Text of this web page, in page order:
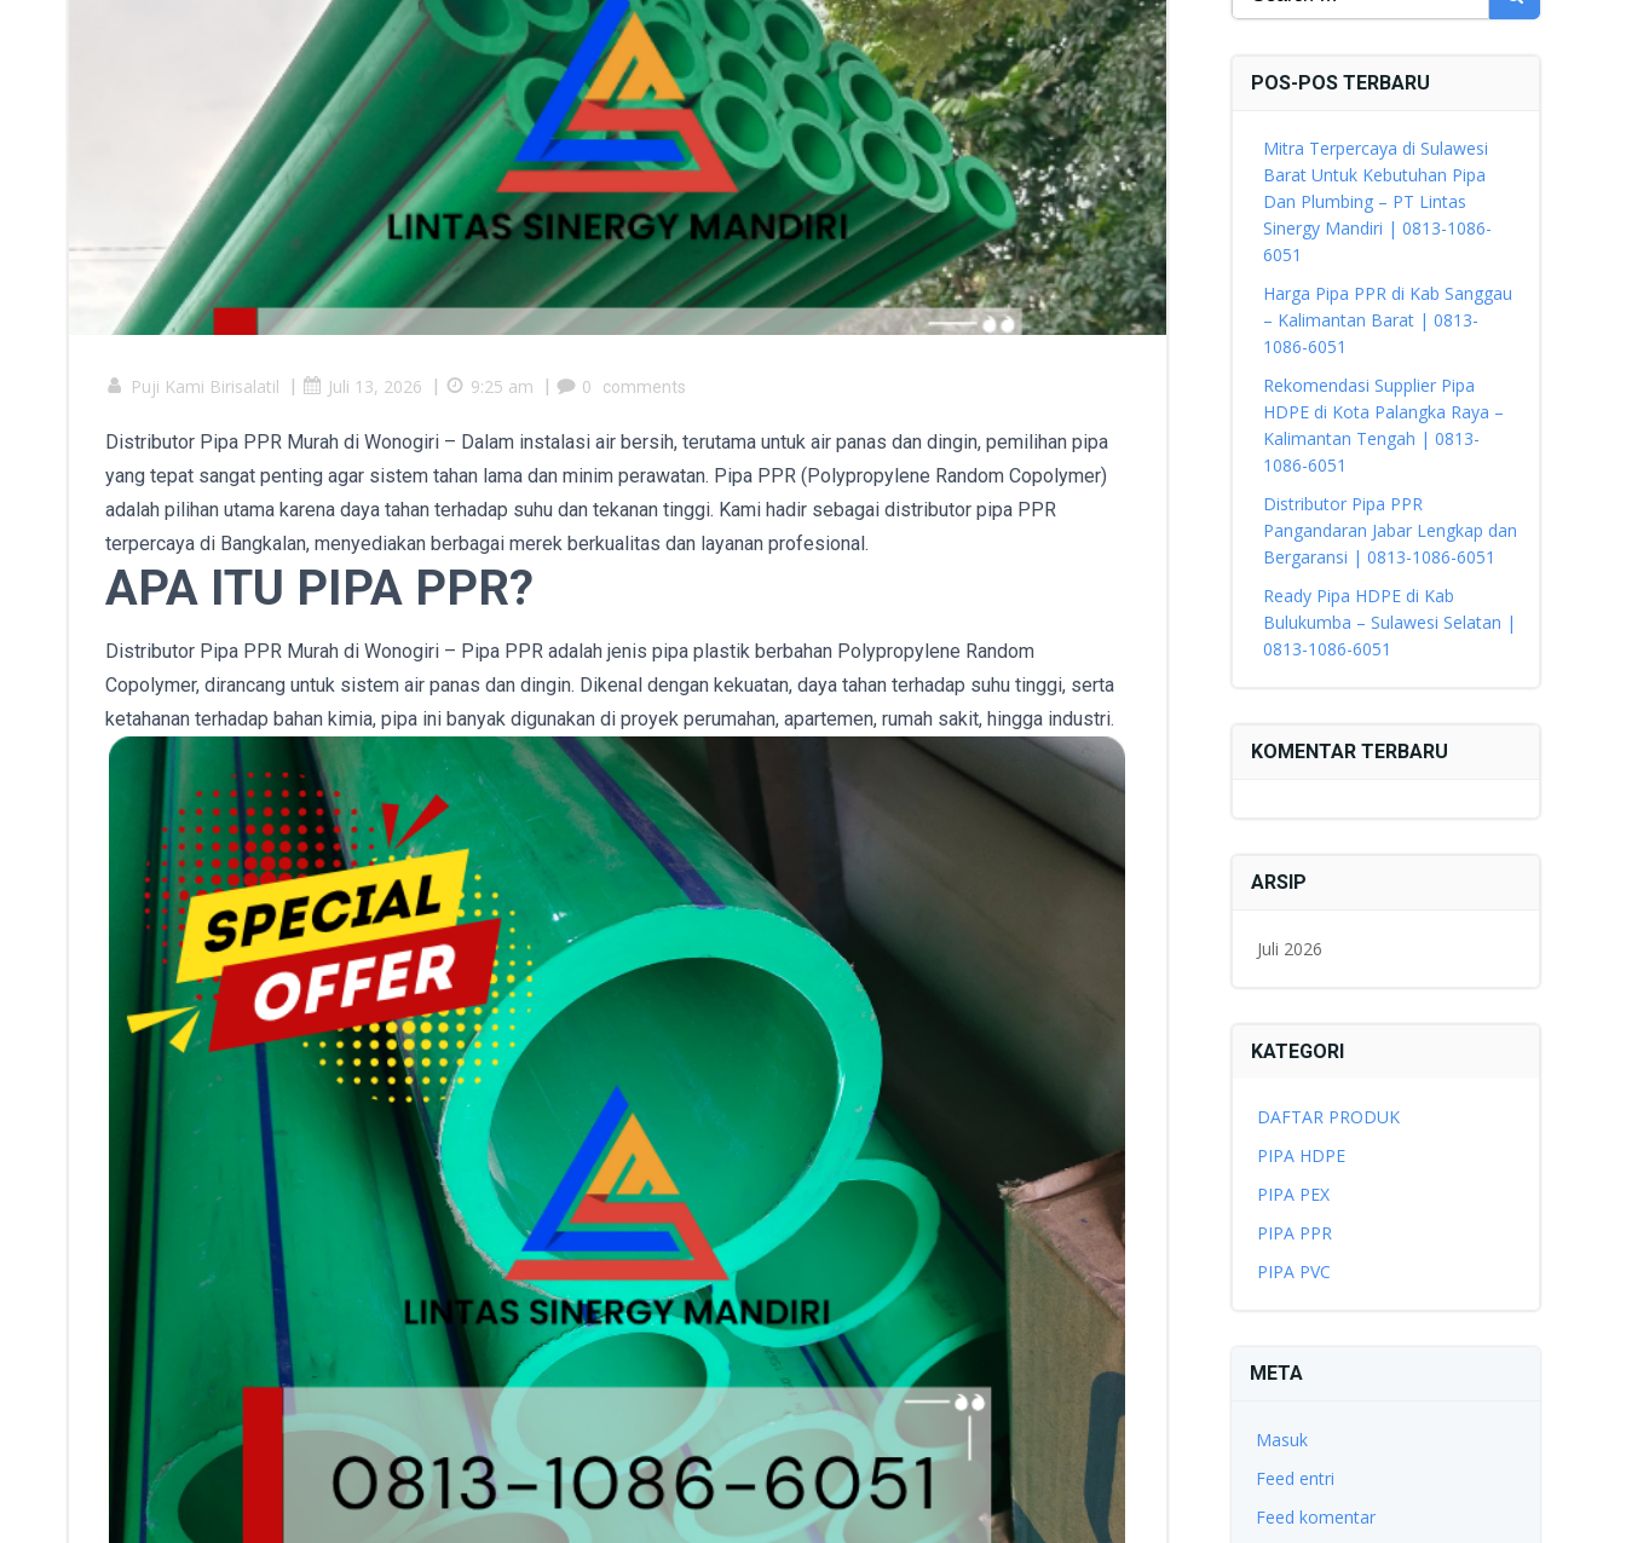
Puji Kami Birisalatil | Juli 13, 2026 | 9:25 am | 0 comments
Distributor Pipa PPR Murah di Wonogiri – Dalam instalasi air bersih, terutama untuk air panas dan dingin, pemilihan pipa
yang tepat sangat penting agar sistem tahan lama dan minim perawatan. Pipa PPR (Polypropylene Random Copolymer)
adalah pilihan utama karena daya tahan terhadap suhu dan tekanan tinggi. Kami hadir sebagai distributor pipa PPR
terpercaya di Bangkalan, menyediakan berbagai merek berkualitas dan layanan profesional.
APA ITU PIPA PPR?
Distributor Pipa PPR Murah di Wonogiri – Pipa PPR adalah jenis pipa plastik berbahan Polypropylene Random
Copolymer, dirancang untuk sistem air panas dan dingin. Dikenal dengan kekuatan, daya tahan terhadap suhu tinggi, serta
ketahanan terhadap bahan kimia, pipa ini banyak digunakan di proyek perumahan, apartemen, rumah sakit, hingga industri.
POS-POS TERBARU
Mitra Terpercaya di Sulawesi
Barat Untuk Kebutuhan Pipa
Dan Plumbing – PT Lintas
Sinergy Mandiri | 0813-1086-
6051
Harga Pipa PPR di Kab Sanggau
– Kalimantan Barat | 0813-
1086-6051
Rekomendasi Supplier Pipa
HDPE di Kota Palangka Raya –
Kalimantan Tengah | 0813-
1086-6051
Distributor Pipa PPR
Pangandaran Jabar Lengkap dan
Bergaransi | 0813-1086-6051
Ready Pipa HDPE di Kab
Bulukumba – Sulawesi Selatan |
0813-1086-6051
KOMENTAR TERBARU
ARSIP
Juli 2026
KATEGORI
DAFTAR PRODUK
PIPA HDPE
PIPA PEX
PIPA PPR
PIPA PVC
META
Masuk
Feed entri
Feed komentar